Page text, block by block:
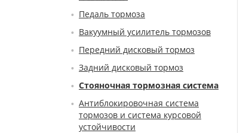
Педаль тормоза
Вакуумный усилитель тормозов
Передний дисковый тормоз
Задний дисковый тормоз
Стояночная тормозная система
Антиблокировочная система
тормозов и система курсовой
устойчивости